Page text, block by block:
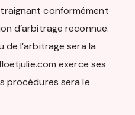
conformément
d’arbitrage reconnue.
de l’arbitrage sera la
exerce ses
procédures sera le